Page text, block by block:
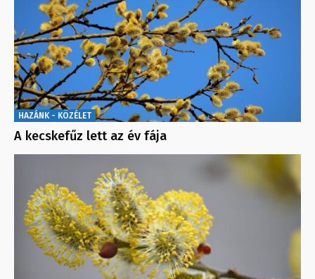
HAZÁNK - KÖZÉLET
A kecskefűz lett az év fája